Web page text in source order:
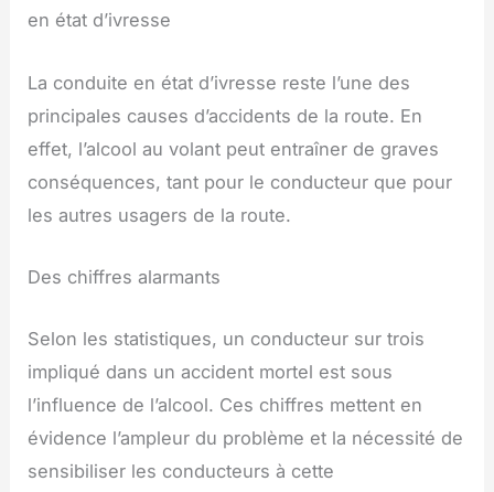
en état d’ivresse
La conduite en état d’ivresse reste l’une des
principales causes d’accidents de la route. En
effet, l’alcool au volant peut entraîner de graves
conséquences, tant pour le conducteur que pour
les autres usagers de la route.
Des chiffres alarmants
Selon les statistiques, un conducteur sur trois
impliqué dans un accident mortel est sous
l’influence de l’alcool. Ces chiffres mettent en
évidence l’ampleur du problème et la nécessité de
sensibiliser les conducteurs à cette